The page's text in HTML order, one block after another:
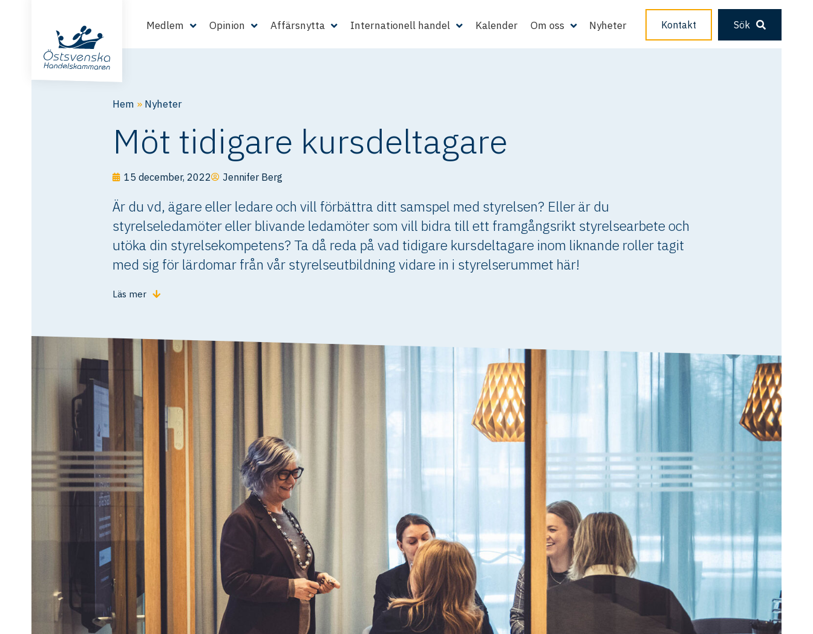
Medlem Opinion Affärsnytta Internationell handel Kalender Om oss Nyheter Kontakt Sök
Hem » Nyheter
Möt tidigare kursdeltagare
15 december, 2022 Jennifer Berg
Är du vd, ägare eller ledare och vill förbättra ditt samspel med styrelsen? Eller är du
styrelseledamöter eller blivande ledamöter som vill bidra till ett framgångsrikt styrelsearbete och
utöka din styrelsekompetens? Ta då reda på vad tidigare kursdeltagare inom liknande roller tagit
med sig för lärdomar från vår styrelseutbildning vidare in i styrelserummet här!
Läs mer